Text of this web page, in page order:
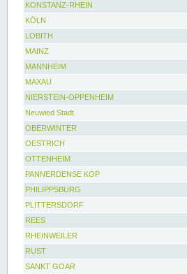
KONSTANZ-RHEIN
KÖLN
LOBITH
MAINZ
MANNHEIM
MAXAU
NIERSTEIN-OPPENHEIM
Neuwied Stadt
OBERWINTER
OESTRICH
OTTENHEIM
PANNERDENSE KOP
PHILIPPSBURG
PLITTERSDORF
REES
RHEINWEILER
RUST
SANKT GOAR